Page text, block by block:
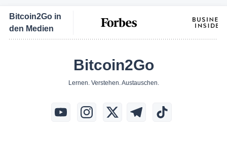
Bitcoin2Go in
den Medien
Bitcoin2Go
Lernen. Verstehen. Austauschen.